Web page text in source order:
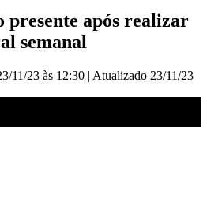
presente após realizar
semanal
11/23 às 12:30 | Atualizado 23/11/23